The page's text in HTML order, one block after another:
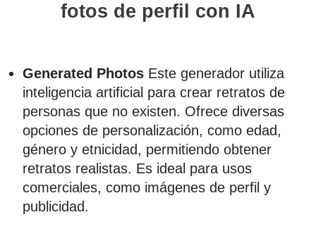
fotos de perfil con IA
Generated Photos Este generador utiliza
inteligencia artificial para crear retratos de
personas que no existen. Ofrece diversas
opciones de personalización, como edad,
género y etnicidad, permitiendo obtener
retratos realistas. Es ideal para usos
comerciales, como imágenes de perfil y
publicidad.